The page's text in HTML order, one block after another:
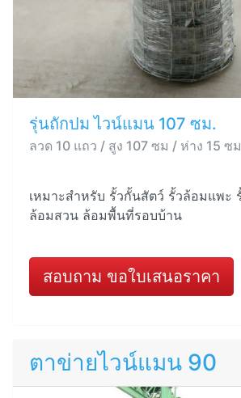
รุ่นถักปม ไวน์แมน 107 ซม.
ลวด 10 แถว / สูง 107 ซม / ห่าง 15 ซม
เหมาะสำหรับ รั้วกั้นสัตว์ รั้วล้อมแพะ
ล้อมสวน ล้อมพื้นที่รอบบ้าน
สอบถาม ขอใบเสนอราคา
ตาข่ายไวน์แมน 90